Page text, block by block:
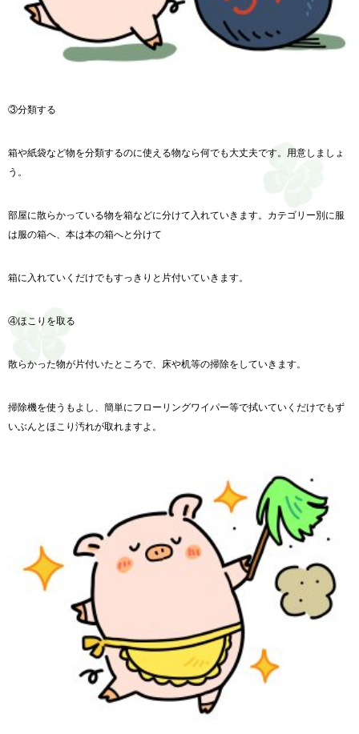
③分類する
箱や紙袋など物を分類するのに使える物なら何でも大丈夫です。用意しましょ
う。
部屋に散らかっている物を箱などに分けて入れていきます。カテゴリー別に服
は服の箱へ、本は本の箱へと分けて
箱に入れていくだけでもすっきりと片付いていきます。
④ほこりを取る
散らかった物が片付いたところで、床や机等の掃除をしていきます。
掃除機を使うもよし、簡単にフローリングワイパー等で拭いていくだけでもず
いぶんとほこり汚れが取れますよ。